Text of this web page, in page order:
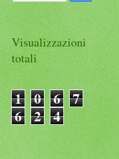
Visualizzazioni
totali
1 0 6 7
6 2 4